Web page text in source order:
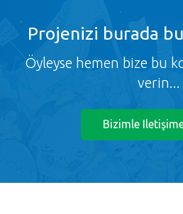
Projenizi burada
Öyleyse hemen bize bu
verin...
Bizimle